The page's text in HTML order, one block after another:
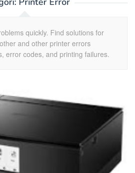
quickly. Find solutions for
and other printer errors
error codes, and printing failures.